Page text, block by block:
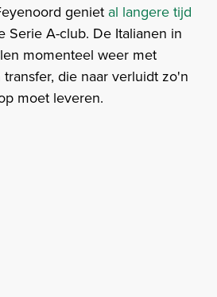
geniet al langere tijd
Serie A-club. De Italianen in
momenteel weer met
die naar verluidt zo'n
moet leveren.